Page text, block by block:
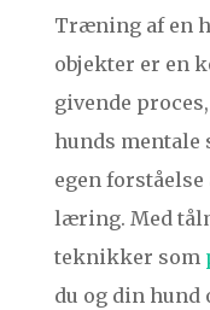
Træning af en
objekter er en
givende
hunds mentale
egen
læring. Med
teknikker som
du og din hund